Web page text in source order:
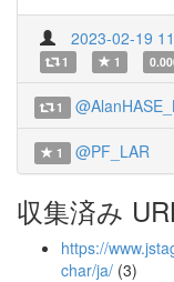
2023-02-19
1 1
1
1 @PF_LAR
収集済み
https://
char/ja/ (3)